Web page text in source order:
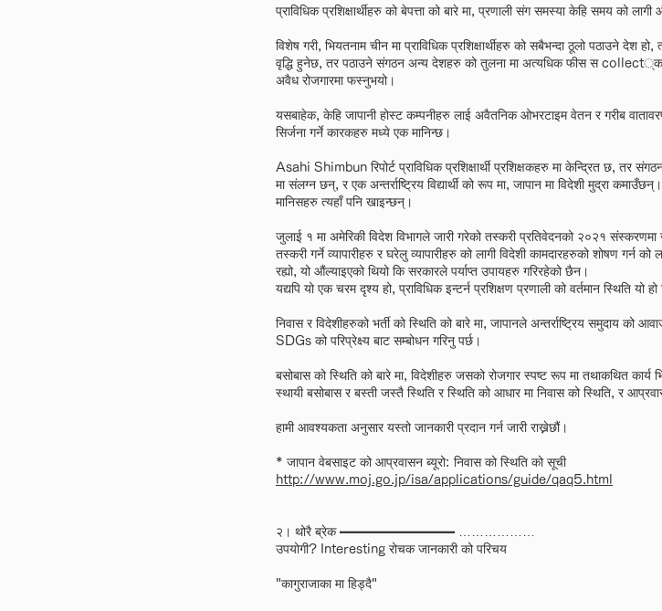
प्राविधिक प्रशिक्षार्थीहरु को बेपत्ता को बारे मा, प्रणाली संग समस्या केहि समय को
विशेष गरी, भियतनाम चीन मा प्राविधिक प्रशिक्षार्थीहरु को सबैभन्दा ठूलो पठाउने देश
वृद्धि हुनेछ, तर पठाउने संगठन अन्य देशहरु को तुलना मा अत्यधिक फीस स
अवैध रोजगारमा फस्नुभयो।
यसबाहेक, केहि जापानी होस्ट कम्पनीहरु लाई अवैतनिक ओभरटाइम वेतन र गरीब
सिर्जना गर्ने कारकहरु मध्ये एक मानिन्छ।
Asahi Shimbun रिपोर्ट प्राविधिक प्रशिक्षार्थी प्रशिक्षकहरु मा केन्द्रित छ, तर
मा संलग्न छन्, र एक अन्तर्राष्ट्रिय विद्यार्थी को रूप मा, जापान मा विदेशी मुद्रा
मानिसहरु त्यहाँ पनि खाइन्छन्।
जुलाई १ मा अमेरिकी विदेश विभागले जारी गरेको तस्करी प्रतिवेदनको २०२१ संस्करणमा
तस्करी गर्ने व्यापारीहरु र घरेलु व्यापारीहरु को लागी विदेशी कामदारहरुको शोषण गर्न
रह्यो, यो औंल्याइएको थियो कि सरकारले पर्याप्त उपायहरु गरिरहेको छैन।
यद्यपि यो एक चरम दृश्य हो, प्राविधिक इन्टर्न प्रशिक्षण प्रणाली को वर्तमान स्थिति यो
निवास र विदेशीहरुको भर्ती को स्थिति को बारे मा, जापानले अन्तर्राष्ट्रिय समुदाय को
SDGs को परिप्रेक्ष्य बाट सम्बोधन गरिनु पर्छ।
बसोबास को स्थिति को बारे मा, विदेशीहरु जसको रोजगार स्पष्ट रूप मा तथाकथित कार्य
स्थायी बसोबास र बस्ती जस्तै स्थिति र स्थिति को आधार मा निवास को स्थिति, र
हामी आवश्यकता अनुसार यस्तो जानकारी प्रदान गर्न जारी राख्नेछौं।
* जापान वेबसाइट को आप्रवासन ब्यूरो: निवास को स्थिति को सूची
http://www.moj.go.jp/isa/applications/guide/qaq5.html
२। थोरै ब्रेक ━━━━━━━━━ ………………
उपयोगी? Interesting रोचक जानकारी को परिचय
"कागुराजाका मा हिड्दै"